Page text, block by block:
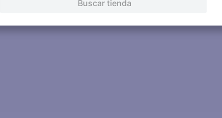
Buscar tienda